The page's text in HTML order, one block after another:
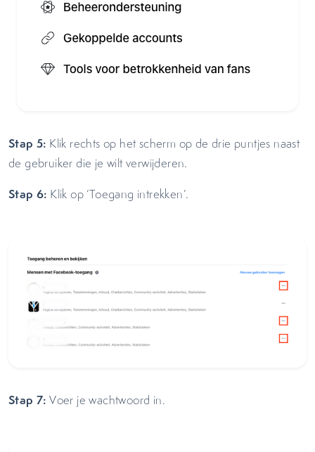
Stap 5: Klik rechts op het scherm op de drie puntjes naast
de gebruiker die je wilt verwijderen.
Stap 6: Klik op ‘Toegang intrekken’.
Stap 7: Voer je wachtwoord in.